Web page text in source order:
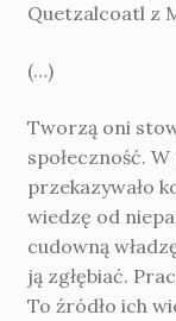
Quetzalcoatl z
(…)
Tworzą oni
społeczność.
przekazywało
wiedzę od
cudowną
ją zgłębiać.
To źródło ich